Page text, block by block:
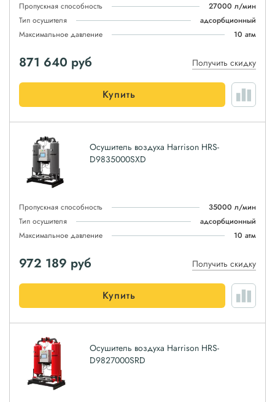
Пропускная способность
27000 л/мин
Тип осушителя
адсорбционный
Максимальное давление
10 атм
871 640 руб Получить скидку
Купить
Осушитель воздуха Harrison HRS-
D9835000SXD
Пропускная способность
35000 л/мин
Тип осушителя
адсорбционный
Максимальное давление
10 атм
972 189 руб Получить скидку
Купить
Осушитель воздуха Harrison HRS-
D9827000SRD